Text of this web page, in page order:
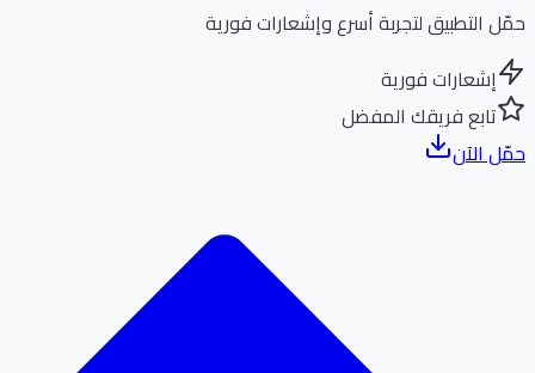
التطبيق لتجربة أسرع وإشعارات فورية
إشعارات فورية
تابع فريقك المفضل
الآن